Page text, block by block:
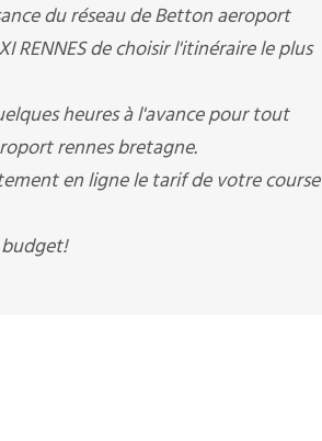
du réseau de Betton aeroport
RENNES de choisir l'itinéraire le plus
heures à l'avance pour tout
rennes bretagne.
en ligne le tarif de votre course
budget!